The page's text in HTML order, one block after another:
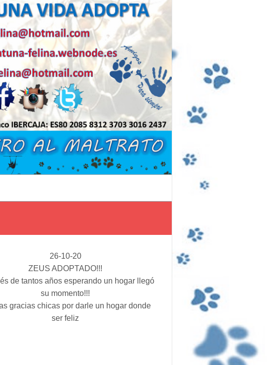
26-10-20
ZEUS ADOPTADO!!!
de tantos años esperando un hogar llegó
su momento!!!
gracias chicas por darle un hogar donde
ser feliz